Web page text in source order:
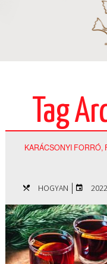
Tag
KARÁCSONYI FORRÓ,
HOGYAN |